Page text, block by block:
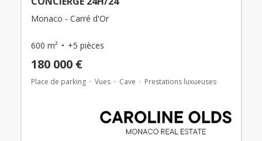
Monaco - Carré d'Or
600 m² +5 pièces
180 000 €
Place de parking Vues Cave Prestations luxueuses